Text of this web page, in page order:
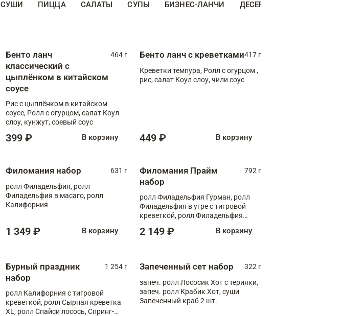
СУШИ ПИЦЦА САЛАТЫ СУПЫ БИЗНЕС-ЛАНЧИ ДЕСЕРТЫ
Бенто ланч
классический с
цыплёнком в китайском
соусе
464 г
Рис с цыплёнком в китайском
соусе, Ролл с огурцом, салат Коул
слоу, кунжут, соевый соус
399 ₽ В корзину
Бенто ланч с креветками417 г
Креветки темпура, Ролл с огурцом ,
рис, салат Коул слоу, чили соус
449 ₽ В корзину
Филомания набор
631 г
ролл Филадельфия, ролл
Филадельфия в масаго, ролл
Калифорния
1 349 ₽ В корзину
Филомания Прайм
набор
792 г
ролл Филадельфия Гурман, ролл
Филадельфия в угре с тигровой
креветкой, ролл Филадельфия
2 149 ₽ В корзину
Бурный праздник
набор
1 254 г
ролл Калифорния с тигровой
креветкой, ролл Сырная креветка
XL, ролл Спайси лосось, Спринг-
Запеченный сет набор
322 г
запеч. ролл Лососик Хот с терияки,
запеч. ролл Крабик Хот, суши
Запеченный краб 2 шт.